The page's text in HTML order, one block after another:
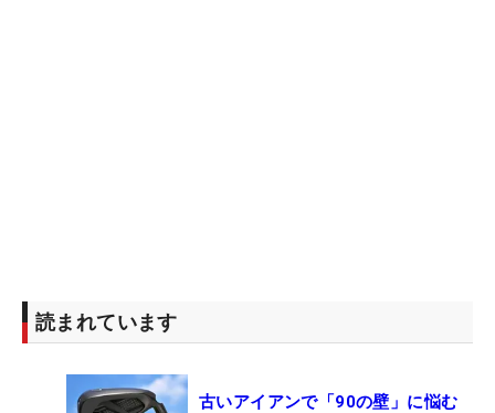
読まれています
古いアイアンで「90の壁」に悩む